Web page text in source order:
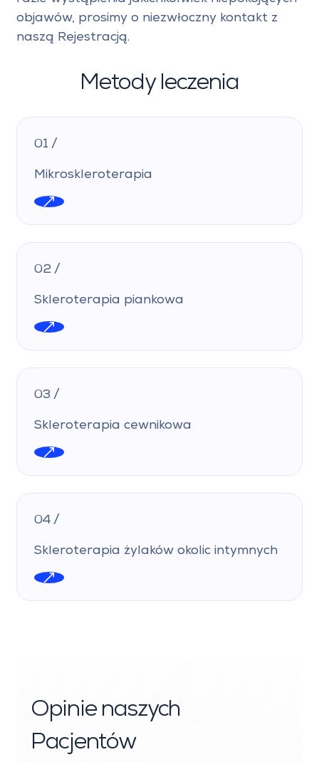
objawów, prosimy o niezwłoczny kontakt z
naszą Rejestracją.
Metody leczenia
01 /
Mikroskleroterapia
02 /
Skleroterapia piankowa
03 /
Skleroterapia cewnikowa
04 /
Skleroterapia żylaków okolic intymnych
Opinie naszych
Pacjentów